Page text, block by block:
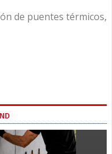
de puentes térmicos,